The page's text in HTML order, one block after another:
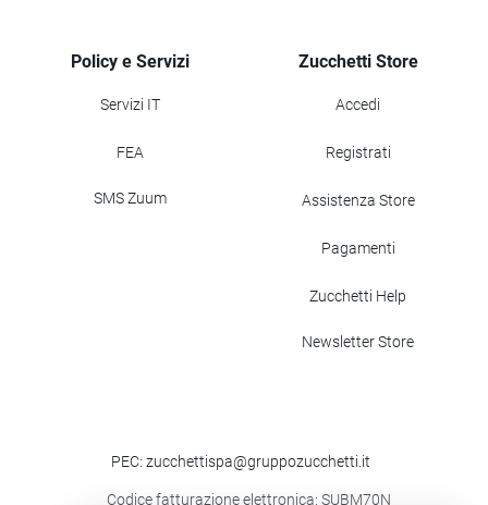
Policy e Servizi
Servizi IT
FEA
SMS Zuum
Zucchetti Store
Accedi
Registrati
Assistenza Store
Pagamenti
Zucchetti Help
Newsletter Store
PEC: zucchettispa@gruppozucchetti.it
Codice fatturazione elettronica: SUBM70N